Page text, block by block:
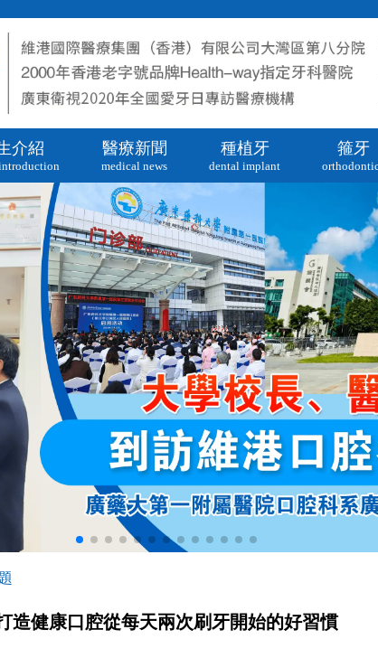
介紹 醫療新聞
medical news
種植牙
dental implant
箍牙
造健康口腔從每天兩次刷牙開始的好習慣